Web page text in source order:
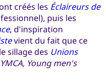
créés les Éclaireurs de
puis les
, d'inspiration
vient du fait que ce
sillage des Unions
YMCA, Young men's